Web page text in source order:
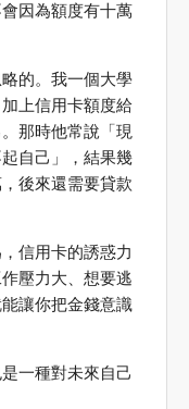
因為額度有十萬
的。我一個大學
上信用卡額度給
那時他常說「現
自己」，結果幾
後來還需要貸款
信用卡的誘惑力
壓力大、想要逃
讓你把金錢意識
一種對未來自己